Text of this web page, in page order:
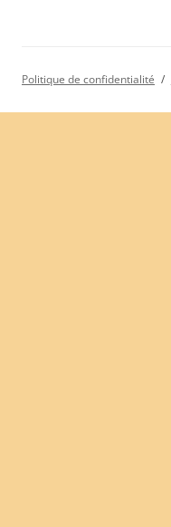
Politique de confidentialité